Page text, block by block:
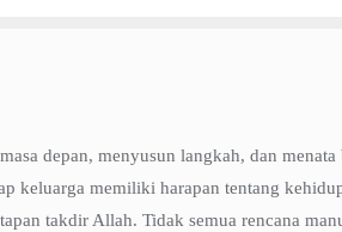
depan, menyusun langkah, dan
keluarga memiliki harapan tentang
takdir Allah. Tidak semua rencana